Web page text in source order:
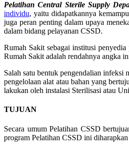
Pelatihan Central Sterile Supply
individu, yaitu didapatkannya
juga peran penting dalam upaya
dalam bidang pelayanan CSSD.
Rumah Sakit sebagai institusi
Rumah Sakit adalah rendahnya angka
Salah satu bentuk pengendalian infeksi
pengelolaan alat atau bahan yang
lakukan oleh instalasi Sterilisasi atau
TUJUAN
Secara umum Pelatihan CSSD
program Pelatihan CSSD ini diharapkan